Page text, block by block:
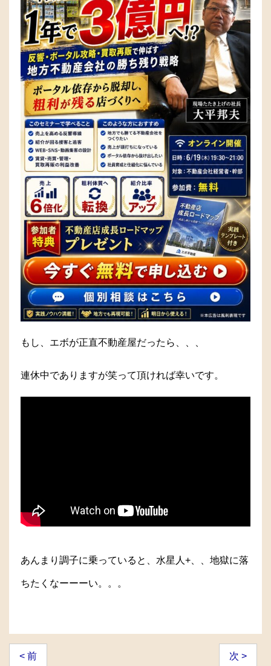
もし、エボが正直不動産屋だったら、、、
連休中でありますが笑って頂ければ幸いです。
あんまり調子に乗っていると、水星人+、、地獄に落
ちたくなーーーい。。。
< 前 次 >